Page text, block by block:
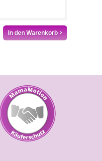
In den Warenkorb